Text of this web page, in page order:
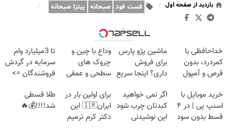
بازدید از صفحه اول / فست فود صبحانه پیتزا صبحانه /
وبگردی
خداحافظی با
کمردرد، بدون
قرص و آمپول
ماشین پژو پارس
برای فروش
داری؟ اینجا سریع
وداع با چین و
چروک های
سطحی و عمقی
تا 3میلیارد وام
سرمایه در گردش
فروشندگان =>
ثبت کن
خرید موبایل با
اسنپ پی | در ۴
قسط بدون سود
اگر نمی خواهید
کبدتان چرب شود
این نوشیدنی
برای اولین بار در
ایران🇮🇷 این
دکتر کرم ترمیم
طلا قسطی
شد!!!!💰🔥